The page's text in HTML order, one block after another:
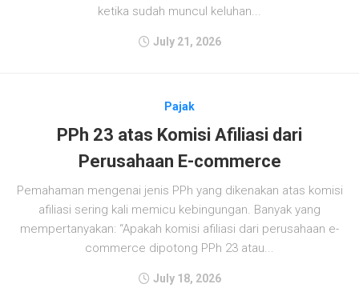
ketika sudah muncul keluhan...
July 21, 2026
Pajak
PPh 23 atas Komisi Afiliasi dari
Perusahaan E-commerce
Pemahaman mengenai jenis PPh yang dikenakan atas komisi
afiliasi sering kali memicu kebingungan. Banyak yang
mempertanyakan: “Apakah komisi afiliasi dari perusahaan e-
commerce dipotong PPh 23 atau...
July 18, 2026